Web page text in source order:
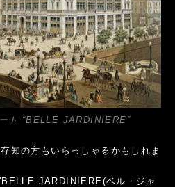
ト “BELLE JARDINIERE”
知の方もいらっしゃるかもしれま
JARDINIERE(ベル・ジャ